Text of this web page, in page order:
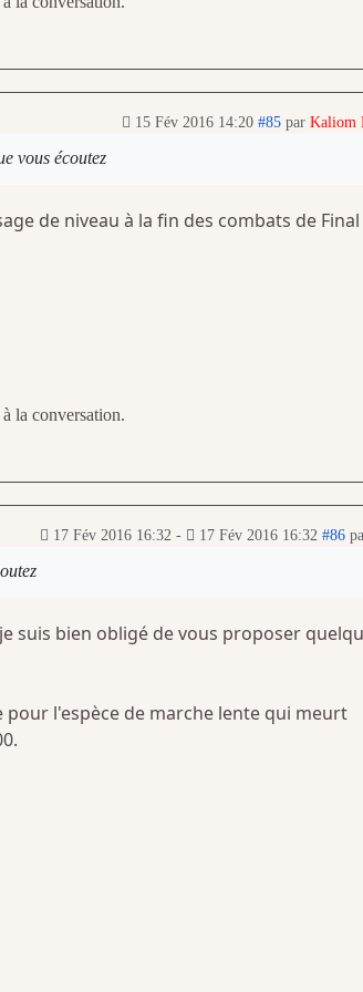
15 Fév 2016 14:20 #85 par Kaliom
vous écoutez
de niveau à la fin des combats de Final
la conversation.
17 Fév 2016 16:32- 17 Fév 2016 16:32 #86
suis bien obligé de vous proposer
l'espèce de marche lente qui meurt